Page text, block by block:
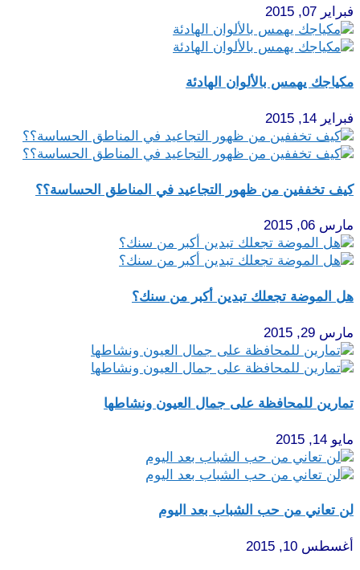
فبراير 07, 2015
مكياجك يهمس بالألوان الهادئة
فبراير 14, 2015
كيف تخففين من ظهور التجاعيد في المناطق الحساسة؟؟
مارس 06, 2015
هل الموضة تجعلك تبدين أكبر من سنك؟
مارس 29, 2015
تمارين للمحافظة على جمال العيون ونشاطها
مايو 14, 2015
لن تعاني من حب الشباب بعد اليوم
أغسطس 10, 2015